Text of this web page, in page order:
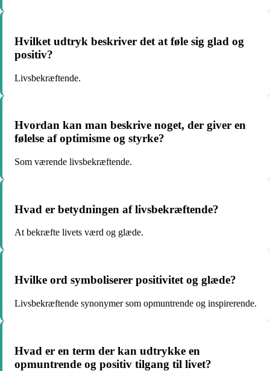
Hvilket udtryk beskriver det at føle sig glad og
positiv?
Livsbekræftende.
Hvordan kan man beskrive noget, der giver en
følelse af optimisme og styrke?
Som værende livsbekræftende.
Hvad er betydningen af livsbekræftende?
At bekræfte livets værd og glæde.
Hvilke ord symboliserer positivitet og glæde?
Livsbekræftende synonymer som opmuntrende og inspirerende.
Hvad er en term der kan udtrykke en
opmuntrende og positiv tilgang til livet?